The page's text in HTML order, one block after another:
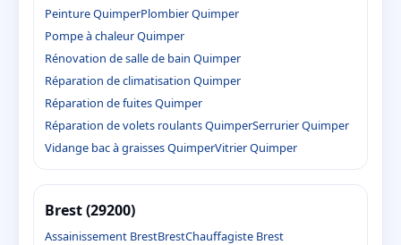
Peinture QuimperPlombier Quimper
Pompe à chaleur Quimper
Rénovation de salle de bain Quimper
Réparation de climatisation Quimper
Réparation de fuites Quimper
Réparation de volets roulants QuimperSerrurier Quimper
Vidange bac à graisses QuimperVitrier Quimper
Brest (29200)
Assainissement BrestBrestChauffagiste Brest